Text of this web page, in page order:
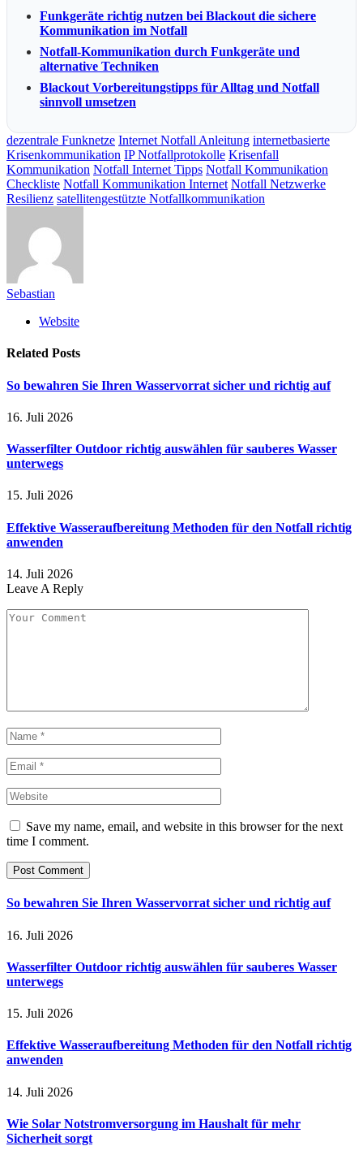
Funkgeräte richtig nutzen bei Blackout die sichere
Kommunikation im Notfall
Notfall-Kommunikation durch Funkgeräte und
alternative Techniken
Blackout Vorbereitungstipps für Alltag und Notfall
sinnvoll umsetzen
dezentrale Funknetze Internet Notfall Anleitung internetbasierte
Krisenkommunikation IP Notfallprotokolle Krisenfall
Kommunikation Notfall Internet Tipps Notfall Kommunikation
Checkliste Notfall Kommunikation Internet Notfall Netzwerke
Resilienz satellitengestützte Notfallkommunikation
Sebastian
Website
Related Posts
So bewahren Sie Ihren Wasservorrat sicher und richtig auf
16. Juli 2026
Wasserfilter Outdoor richtig auswählen für sauberes Wasser
unterwegs
15. Juli 2026
Effektive Wasseraufbereitung Methoden für den Notfall richtig
anwenden
14. Juli 2026
Leave A Reply
Save my name, email, and website in this browser for the next
time I comment.
So bewahren Sie Ihren Wasservorrat sicher und richtig auf
16. Juli 2026
Wasserfilter Outdoor richtig auswählen für sauberes Wasser
unterwegs
15. Juli 2026
Effektive Wasseraufbereitung Methoden für den Notfall richtig
anwenden
14. Juli 2026
Wie Solar Notstromversorgung im Haushalt für mehr
Sicherheit sorgt